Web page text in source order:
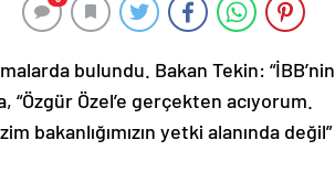
bulundu. Bakan Tekin: “İBB’nin
“Özgür Özel’e gerçekten acıyorum.
bakanlığımızın yetki alanında değil”